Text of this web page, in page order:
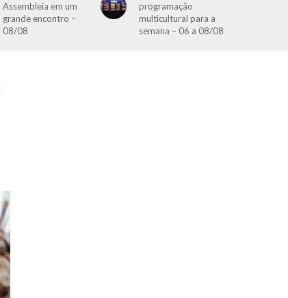
Assembleia em um
grande encontro –
08/08
programação
multicultural para a
semana – 06 a 08/08